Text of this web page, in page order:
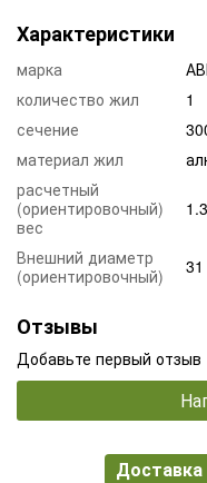
Характеристики
марка
количество жил
1
сечение
материал жил
расчетный
(ориентировочный)
вес
Внешний диаметр
(ориентировочный)
Отзывы
Добавьте первый отзыв
Доставка